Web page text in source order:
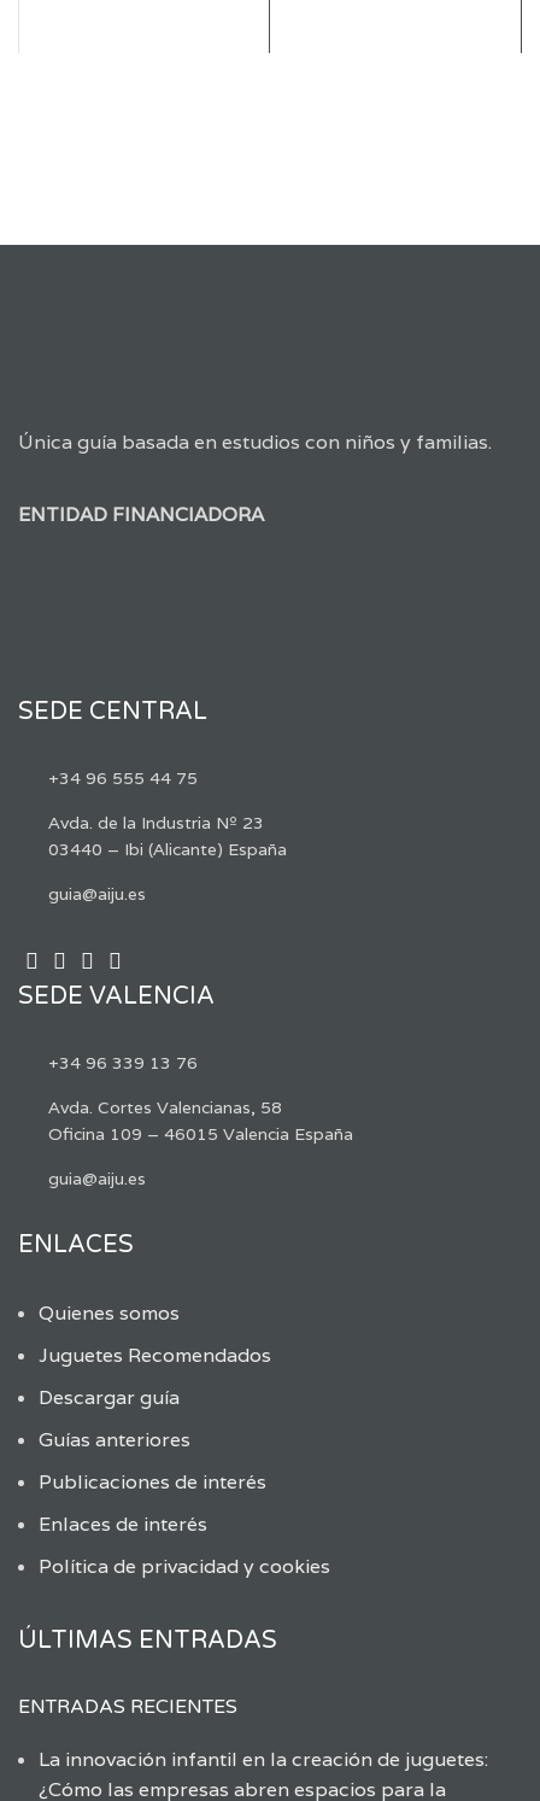
Única guía basada en estudios con niños y familias.
ENTIDAD FINANCIADORA
SEDE CENTRAL
+34 96 555 44 75
Avda. de la Industria Nº 23
03440 – Ibi (Alicante) España
guia@aiju.es
SEDE VALENCIA
+34 96 339 13 76
Avda. Cortes Valencianas, 58
Oficina 109 – 46015 Valencia España
guia@aiju.es
ENLACES
Quienes somos
Juguetes Recomendados
Descargar guía
Guías anteriores
Publicaciones de interés
Enlaces de interés
Política de privacidad y cookies
ÚLTIMAS ENTRADAS
ENTRADAS RECIENTES
La innovación infantil en la creación de juguetes:
¿Cómo las empresas abren espacios para la